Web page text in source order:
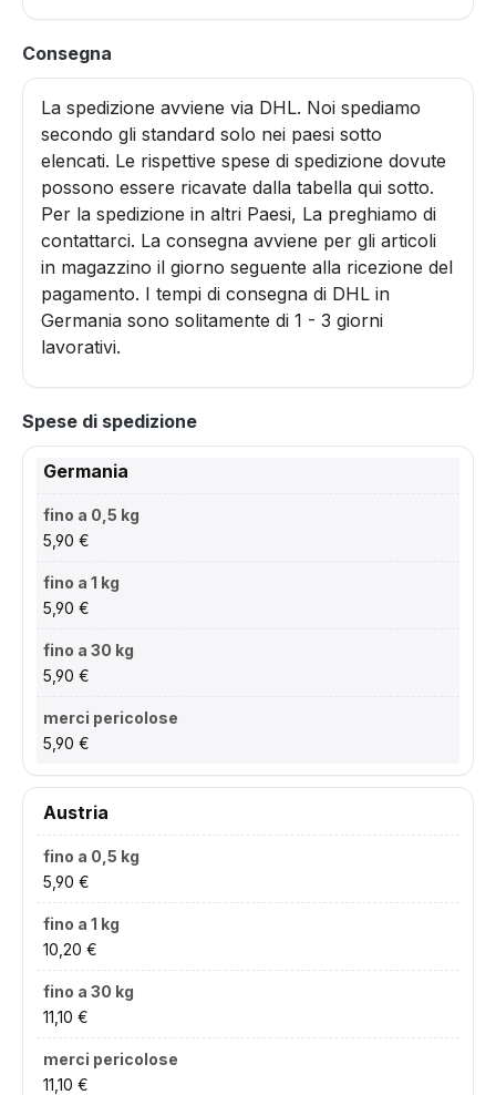
Consegna
La spedizione avviene via DHL. Noi spediamo
secondo gli standard solo nei paesi sotto
elencati. Le rispettive spese di spedizione dovute
possono essere ricavate dalla tabella qui sotto.
Per la spedizione in altri Paesi, La preghiamo di
contattarci. La consegna avviene per gli articoli
in magazzino il giorno seguente alla ricezione del
pagamento. I tempi di consegna di DHL in
Germania sono solitamente di 1 - 3 giorni
lavorativi.
Spese di spedizione
Germania
5,90 €
5,90 €
5,90 €
5,90 €
Austria
5,90 €
10,20 €
11,10 €
11,10 €